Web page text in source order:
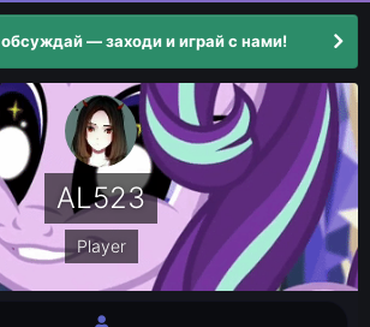
— заходи и играй с нами!
AL523
Player